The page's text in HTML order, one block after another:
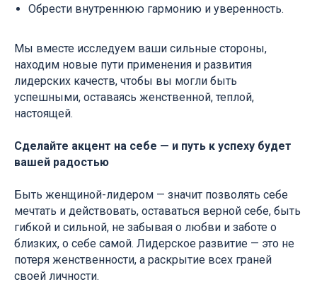
Обрести внутреннюю гармонию и уверенность.
Мы вместе исследуем ваши сильные стороны,
находим новые пути применения и развития
лидерских качеств, чтобы вы могли быть
успешными, оставаясь женственной, теплой,
настоящей.
Сделайте акцент на себе — и путь к успеху будет
вашей радостью
Быть женщиной-лидером — значит позволять себе
мечтать и действовать, оставаться верной себе, быть
гибкой и сильной, не забывая о любви и заботе о
близких, о себе самой. Лидерское развитие — это не
потеря женственности, а раскрытие всех граней
своей личности.